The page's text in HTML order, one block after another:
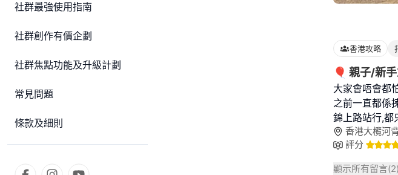
社群最強使用指南
社群創作有價企劃
社群焦點功能及升級計劃
常見問題
條款及細則
香港攻略
🎈 親子/新
大家會唔會都
之前一直都係
錦上路站行,都
香港大欖河
評分
顯示所有留言(2